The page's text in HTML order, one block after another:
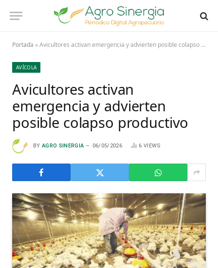
Portada »Avicultores activan emergencia y advierten posible colapso productivo
AVÍCOLA
Avicultores activan
emergencia y advierten
posible colapso productivo
BY AGRO SINERGIA 06/05/2026 6 VIEWS